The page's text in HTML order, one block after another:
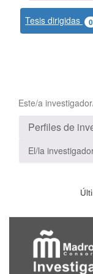
Tesis dirigidas 0
Este/a
Perfiles de
El/la